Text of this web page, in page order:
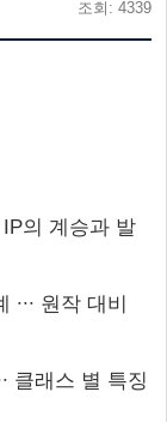
조회: 4339
의 계승과 발
원작 대비
클래스 별 특징